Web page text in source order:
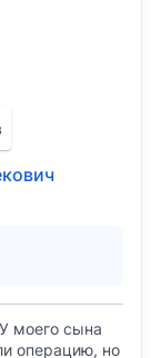
моего сына
операцию, но